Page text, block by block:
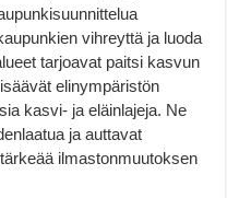
vihreyttä ja luoda
tarjoavat paitsi kasvun
elinympäristön
kasvi- ja eläinlajeja. Ne
ja auttavat
ilmastonmuutoksen